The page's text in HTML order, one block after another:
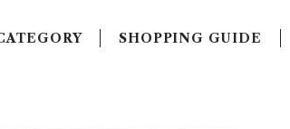
SHOPPING GUIDE